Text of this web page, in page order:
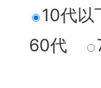
10代以
60代